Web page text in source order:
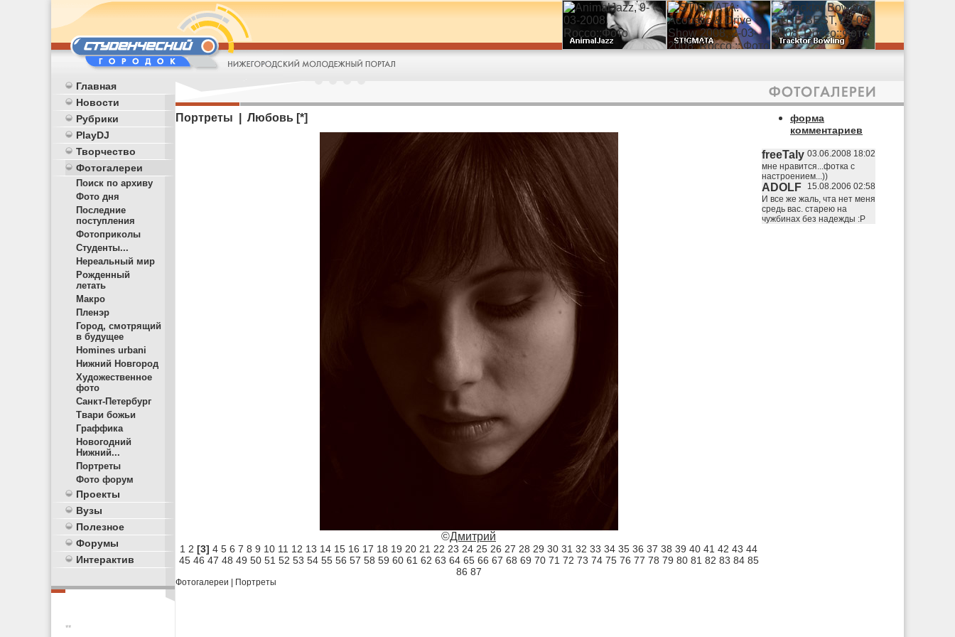
Главная
Новости
Рубрики
PlayDJ
Творчество
Фотогалереи
Поиск по архиву
Фото дня
Последние
поступления
Фотоприколы
Студенты...
Нереальный мир
Рожденный
летать
Макро
Пленэр
Город, смотрящий
в будущее
Homines urbani
Нижний Новгород
Художественное
фото
Санкт-Петербург
Твари божьи
Граффика
Новогодний
Нижний...
Портреты
Фото форум
Проекты
Вузы
Полезное
Форумы
Интерактив
**
Портреты | Любовь [*]
©Дмитрий
1 2 [3] 4 5 6 7 8 9 10 11 12 13 14 15 16 17 18 19 20 21 22 23 24 25 26 27 28 29 30 31 32 33 34 35 36 37 38 39 40 41 42 43 44
45 46 47 48 49 50 51 52 53 54 55 56 57 58 59 60 61 62 63 64 65 66 67 68 69 70 71 72 73 74 75 76 77 78 79 80 81 82 83 84 85
86 87
Фотогалереи Портреты
форма
комментариев
freeTaly 03.06.2008 18:02
мне нравится...фотка с
настроением...))
ADOLF
15.08.2006 02:58
И все же жаль, чта нет меня
средь вас. старею на
чужбинах без надежды :Р